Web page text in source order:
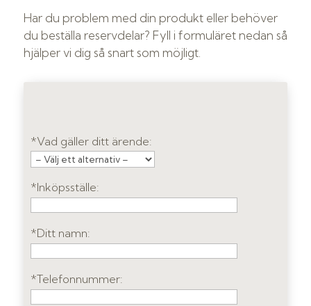
Har du problem med din produkt eller behöver
du beställa reservdelar? Fyll i formuläret nedan så
hjälper vi dig så snart som möjligt.
*Vad gäller ditt ärende:
*Inköpsställe:
*Ditt namn:
*Telefonnummer: